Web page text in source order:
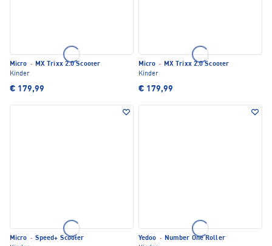
Micro · MX Trixx 2.0 Scooter
Kinder
€ 179,99
Micro · MX Trixx 2.0 Scooter
Kinder
€ 179,99
Micro · Speed+ Scooter
Yedoo · Number One Roller